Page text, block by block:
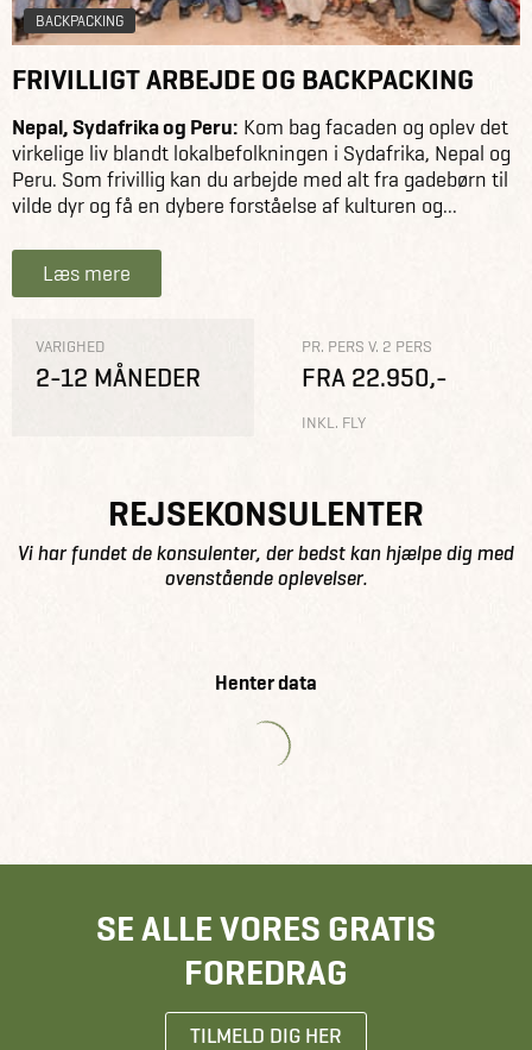
BACKPACKING
FRIVILLIGT ARBEJDE OG BACKPACKING
Nepal, Sydafrika og Peru: Kom bag facaden og oplev det
virkelige liv blandt lokalbefolkningen i Sydafrika, Nepal og
Peru. Som frivillig kan du arbejde med alt fra gadebørn til
vilde dyr og få en dybere forståelse af kulturen og...
Læs mere
VARIGHED
2-12 MÅNEDER
PR. PERS V. 2 PERS
FRA 22.950,-
INKL. FLY
REJSEKONSULENTER
Vi har fundet de konsulenter, der bedst kan hjælpe dig med
ovenstående oplevelser.
Henter data
SE ALLE VORES GRATIS
FOREDRAG
TILMELD DIG HER